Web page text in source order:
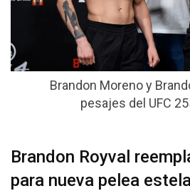
Brandon Moreno y
pesajes del UFC
Brandon Royval
para nueva pelea